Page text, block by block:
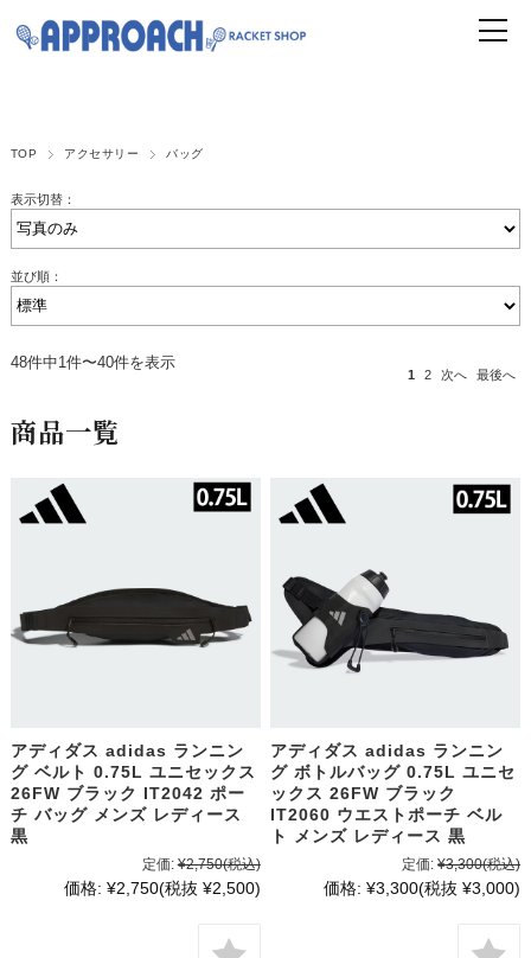
TOP アクセサリー バッグ
表示切替：
並び順：
48件中1件〜40件を表示
1 2 次へ 最後へ
商品一覧
アディダス adidas ランニン
グ ベルト 0.75L ユニセックス
26FW ブラック IT2042 ポー
チ バッグ メンズ レディース
黒
定価: ¥2,750(税込)
価格: ¥2,750(税抜 ¥2,500)
アディダス adidas ランニン
グ ボトルバッグ 0.75L ユニセ
ックス 26FW ブラック
IT2060 ウエストポーチ ベル
ト メンズ レディース 黒
定価: ¥3,300(税込)
価格: ¥3,300(税抜 ¥3,000)